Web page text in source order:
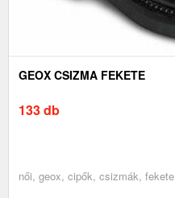
GEOX CSIZMA FEKETE
133 db
női, geox, cipők, csizmák, fekete